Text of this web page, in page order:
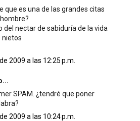
que es una de las grandes citas
del nectar de sabiduría de la vida
nietos
2009 a las 12:25 p.m.
SPAM. ¿tendré que poner
2009 a las 10:24 p.m.